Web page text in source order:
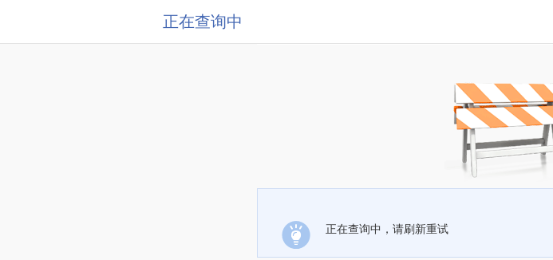
正在查询中
正在查询中，请刷新重试